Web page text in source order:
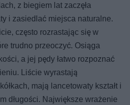
z biegiem lat zaczęła
i zasiedlać miejsca naturalne.
często rozrastając się w
trudno przeoczyć. Osiąga
a jej pędy łatwo rozpoznać
Liście wyrastają
mają lancetowaty kształt i
długości. Największe wrażenie